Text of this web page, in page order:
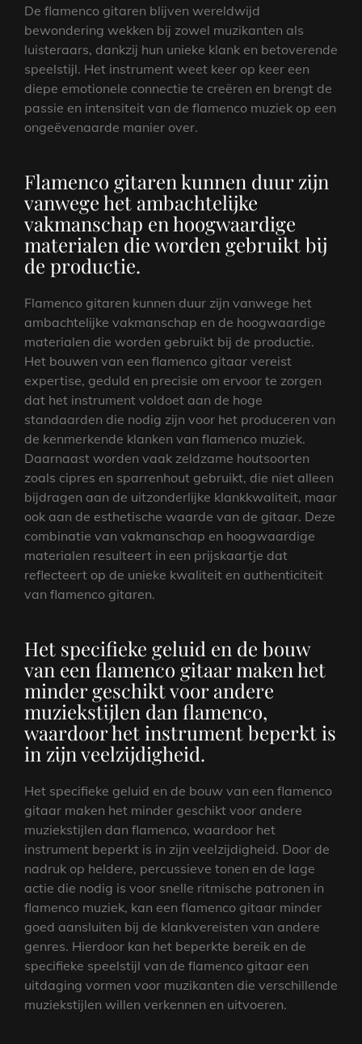
De flamenco gitaren blijven wereldwijd
bewondering wekken bij zowel muzikanten als
luisteraars, dankzij hun unieke klank en betoverende
speelstijl. Het instrument weet keer op keer een
diepe emotionele connectie te creëren en brengt de
passie en intensiteit van de flamenco muziek op een
ongeëvenaarde manier over.
Flamenco gitaren kunnen duur zijn
vanwege het ambachtelijke
vakmanschap en hoogwaardige
materialen die worden gebruikt bij
de productie.
Flamenco gitaren kunnen duur zijn vanwege het
ambachtelijke vakmanschap en de hoogwaardige
materialen die worden gebruikt bij de productie.
Het bouwen van een flamenco gitaar vereist
expertise, geduld en precisie om ervoor te zorgen
dat het instrument voldoet aan de hoge
standaarden die nodig zijn voor het produceren van
de kenmerkende klanken van flamenco muziek.
Daarnaast worden vaak zeldzame houtsoorten
zoals cipres en sparrenhout gebruikt, die niet alleen
bijdragen aan de uitzonderlijke klankkwaliteit, maar
ook aan de esthetische waarde van de gitaar. Deze
combinatie van vakmanschap en hoogwaardige
materialen resulteert in een prijskaartje dat
reflecteert op de unieke kwaliteit en authenticiteit
van flamenco gitaren.
Het specifieke geluid en de bouw
van een flamenco gitaar maken het
minder geschikt voor andere
muziekstijlen dan flamenco,
waardoor het instrument beperkt is
in zijn veelzijdigheid.
Het specifieke geluid en de bouw van een flamenco
gitaar maken het minder geschikt voor andere
muziekstijlen dan flamenco, waardoor het
instrument beperkt is in zijn veelzijdigheid. Door de
nadruk op heldere, percussieve tonen en de lage
actie die nodig is voor snelle ritmische patronen in
flamenco muziek, kan een flamenco gitaar minder
goed aansluiten bij de klankvereisten van andere
genres. Hierdoor kan het beperkte bereik en de
specifieke speelstijl van de flamenco gitaar een
uitdaging vormen voor muzikanten die verschillende
muziekstijlen willen verkennen en uitvoeren.